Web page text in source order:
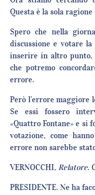
Questa è la sola
Spero che nella
discussione e votare
inserire in altro punto,
che potremo
errore.
Però l’errore maggiore
Se essi fossero
«Quattro Fontane» e si
votazione, come
errore non sarebbe
VERNOCCHI, Relatore.
PRESIDENTE. Ne ha